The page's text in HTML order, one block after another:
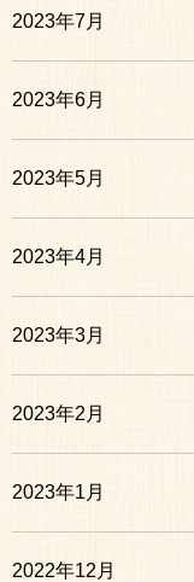
2023年7月
2023年6月
2023年5月
2023年4月
2023年3月
2023年2月
2023年1月
2022年12月